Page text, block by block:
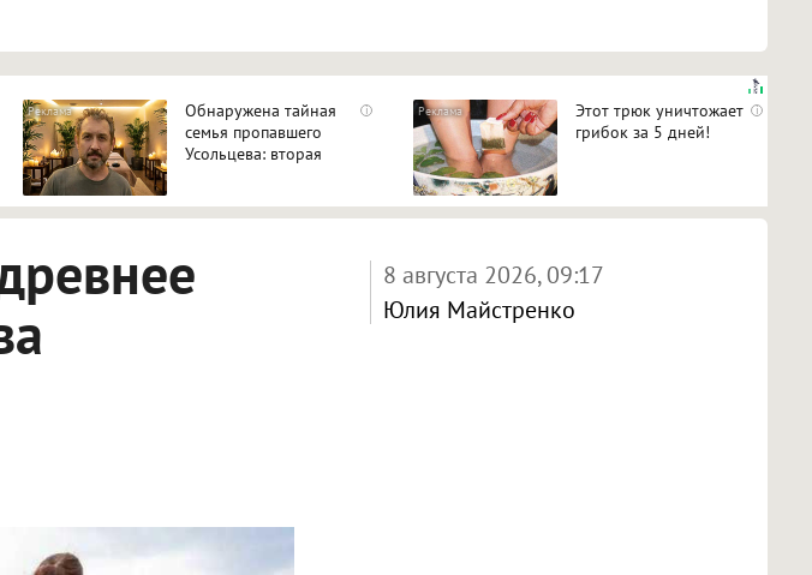
i
Обнаружена тайная
семья пропавшего
Усольцева: вторая
i
Этот трюк уничтожает
грибок за 5 дней!
8 августа 2026, 09:17
Юлия Майстренко